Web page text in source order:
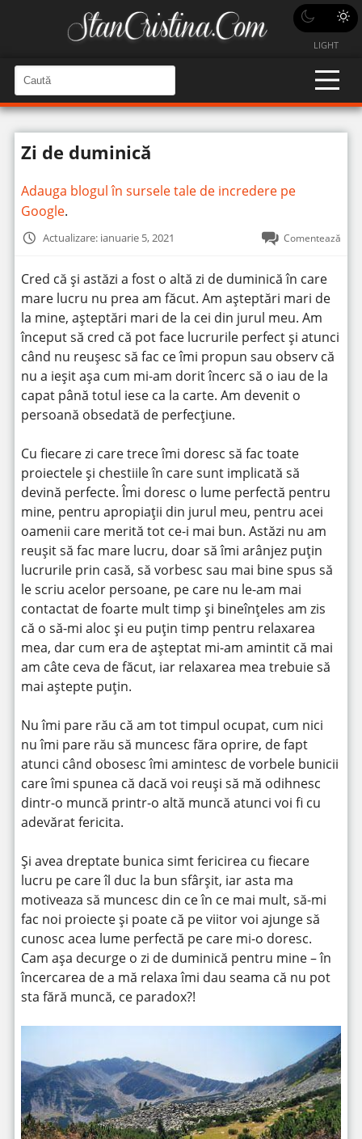
LIGHT
a
u
t
n
C
a
u
n
t
Zi de duminică
Adauga blogul în sursele tale de incredere pe
Google.
Actualizare: ianuarie 5, 2021 Comentează
Cred că și astăzi a fost o altă zi de duminică în care
mare lucru nu prea am făcut. Am așteptări mari de
la mine, așteptări mari de la cei din jurul meu. Am
început să cred că pot face lucrurile perfect și atunci
când nu reușesc să fac ce îmi propun sau observ că
nu a ieșit așa cum mi-am dorit încerc să o iau de la
capat până totul iese ca la carte. Am devenit o
persoană obsedată de perfecțiune.
Cu fiecare zi care trece îmi doresc să fac toate
proiectele și chestiile în care sunt implicată să
devină perfecte. Îmi doresc o lume perfectă pentru
mine, pentru apropiații din jurul meu, pentru acei
oamenii care merită tot ce-i mai bun. Astăzi nu am
reușit să fac mare lucru, doar să îmi arânjez puțin
lucrurile prin casă, să vorbesc sau mai bine spus să
le scriu acelor persoane, pe care nu le-am mai
contactat de foarte mult timp și bineînțeles am zis
că o să-mi aloc și eu puțin timp pentru relaxarea
mea, dar cum era de așteptat mi-am amintit că mai
am câte ceva de făcut, iar relaxarea mea trebuie să
mai aștepte puțin.
Nu îmi pare rău că am tot timpul ocupat, cum nici
nu îmi pare rău să muncesc făra oprire, de fapt
atunci când obosesc îmi amintesc de vorbele bunicii
care îmi spunea că dacă voi reuși să mă odihnesc
dintr-o muncă printr-o altă muncă atunci voi fi cu
adevărat fericita.
Și avea dreptate bunica simt fericirea cu fiecare
lucru pe care îl duc la bun sfârșit, iar asta ma
motiveaza să muncesc din ce în ce mai mult, să-mi
fac noi proiecte și poate că pe viitor voi ajunge să
cunosc acea lume perfectă pe care mi-o doresc.
Cam așa decurge o zi de duminică pentru mine – în
încercarea de a mă relaxa îmi dau seama că nu pot
sta fără muncă, ce paradox?!